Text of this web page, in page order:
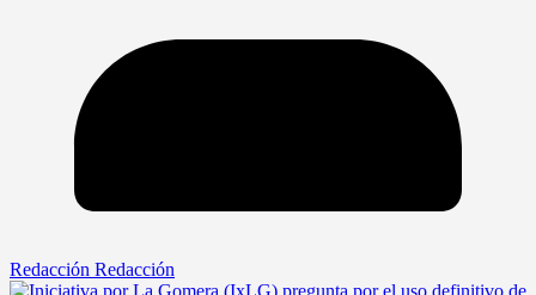
Redacción Redacción